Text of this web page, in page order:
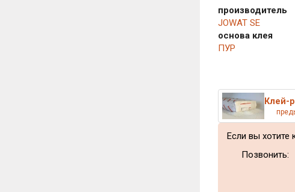
производитель
JOWAT SE
основа клея
ПУР
Если вы хотите
Позвонить: